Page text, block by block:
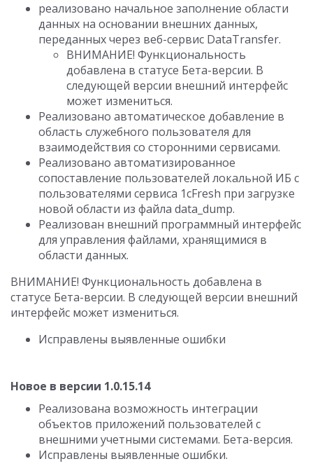
реализовано начальное заполнение области
данных на основании внешних данных,
переданных через веб-сервис DataTransfer.
ВНИМАНИЕ! Функциональность
добавлена в статусе Бета-версии. В
следующей версии внешний интерфейс
может измениться.
Реализовано автоматическое добавление в
область служебного пользователя для
взаимодействия со сторонними сервисами.
Реализовано автоматизированное
сопоставление пользователей локальной ИБ с
пользователями сервиса 1cFresh при загрузке
новой области из файла data_dump.
Реализован внешний программный интерфейс
для управления файлами, хранящимися в
области данных.
ВНИМАНИЕ! Функциональность добавлена в
статусе Бета-версии. В следующей версии внешний
интерфейс может измениться.
Исправлены выявленные ошибки
Новое в версии 1.0.15.14
Реализована возможность интеграции
объектов приложений пользователей с
внешними учетными системами. Бета-версия.
Исправлены выявленные ошибки.